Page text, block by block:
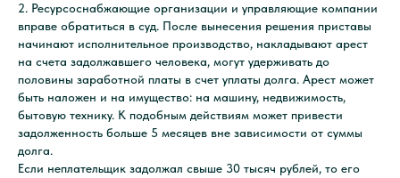
2. Ресурсоснабжающие организации и управляющие компании
вправе обратиться в суд. После вынесения решения приставы
начинают исполнительное производство, накладывают арест
на счета задолжавшего человека, могут удерживать до
половины заработной платы в счет уплаты долга. Арест может
быть наложен и на имущество: на машину, недвижимость,
бытовую технику. К подобным действиям может привести
задолженность больше 5 месяцев вне зависимости от суммы
долга.
Если неплательщик задолжал свыше 30 тысяч рублей, то его